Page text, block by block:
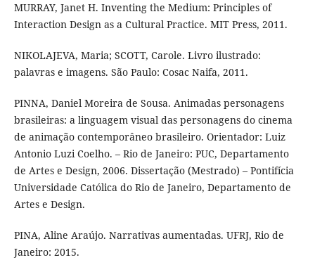
MURRAY, Janet H. Inventing the Medium: Principles of
Interaction Design as a Cultural Practice. MIT Press, 2011.
NIKOLAJEVA, Maria; SCOTT, Carole. Livro ilustrado:
palavras e imagens. São Paulo: Cosac Naifa, 2011.
PINNA, Daniel Moreira de Sousa. Animadas personagens
brasileiras: a linguagem visual das personagens do cinema
de animação contemporâneo brasileiro. Orientador: Luiz
Antonio Luzi Coelho. – Rio de Janeiro: PUC, Departamento
de Artes e Design, 2006. Dissertação (Mestrado) – Pontifícia
Universidade Católica do Rio de Janeiro, Departamento de
Artes e Design.
PINA, Aline Araújo. Narrativas aumentadas. UFRJ, Rio de
Janeiro: 2015.